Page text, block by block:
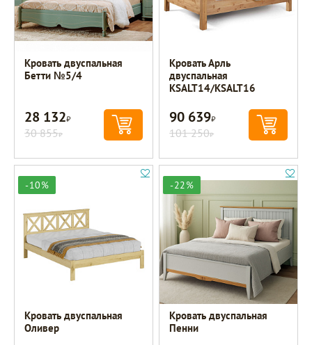
Кровать двуспальная
Бетти №5/4
28 132Р
30 855Р
Кровать Арль
двуспальная
KSALT14/KSALT16
90 639Р
101 250Р
-10%
Кровать двуспальная
Оливер
-22%
Кровать двуспальная
Пенни